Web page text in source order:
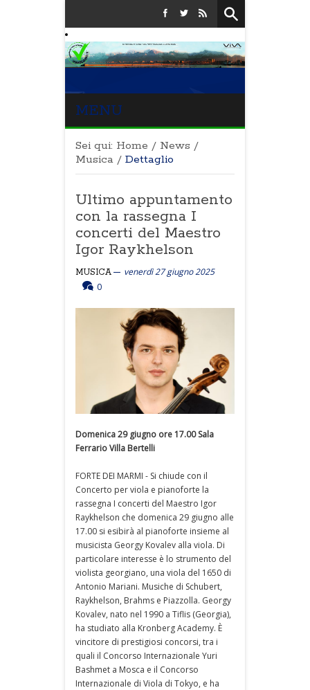
MENU
Sei qui: Home / News /
Musica / Dettaglio
Ultimo appuntamento
con la rassegna I
concerti del Maestro
Igor Raykhelson
MUSICA
venerdì 27 giugno 2025
0
Domenica 29 giugno ore 17.00 Sala
Ferrario Villa Bertelli
FORTE DEI MARMI - Si chiude con il
Concerto per viola e pianoforte la
rassegna I concerti del Maestro Igor
Raykhelson che domenica 29 giugno alle
17.00 si esibirà al pianoforte insieme al
musicista Georgy Kovalev alla viola. Di
particolare interesse è lo strumento del
violista georgiano, una viola del 1650 di
Antonio Mariani. Musiche di Schubert,
Raykhelson, Brahms e Piazzolla. Georgy
Kovalev, nato nel 1990 a Tiflis (Georgia),
ha studiato alla Kronberg Academy. È
vincitore di prestigiosi concorsi, tra i
quali il Concorso Internazionale Yuri
Bashmet a Mosca e il Concorso
Internazionale di Viola di Tokyo, e ha